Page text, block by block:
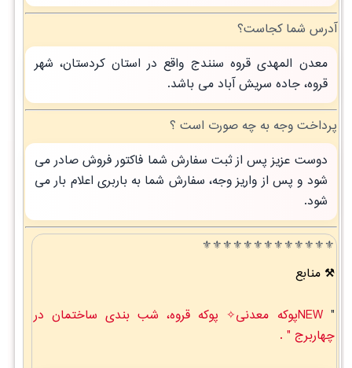
آدرس شما کجاست؟
معدن المهدی قروه سنندج واقع در استان کردستان، شهر
قروه، جاده سریش آباد می باشد.
پرداخت وجه به چه صورت است ؟
دوست عزیز پس از ثبت سفارش شما فاکتور فروش صادر می
شود و پس از واریز وجه، سفارش شما به باربری اعلام بار می
شود.
⚜️⚜️⚜️⚜️⚜️⚜️⚜️⚜️⚜️⚜️⚜️⚜️⚜️
منابع
"
NEWپوکه معدنی✧ پوکه قروه، شب بندی ساختمان در
چهاربرج " .